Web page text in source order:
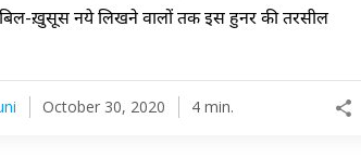
ख़ुसूस नये लिखने वालों तक इस हुनर की तरसील
October 30, 2020 4 min.